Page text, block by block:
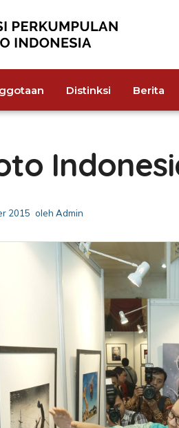
Distinksi Berita
2015 oleh Admin